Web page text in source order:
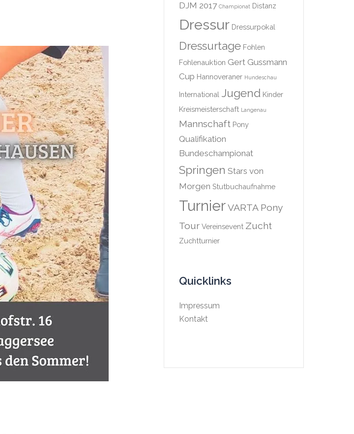
DJM 2017 Championat Distanz
Dressur Dressurpokal
Dressurtage Fohlen
Fohlenauktion Gert Gussmann
Cup Hannoveraner Hundeschau
International Jugend Kinder
Kreismeisterschaft
Langenau
Mannschaft Pony
Qualifikation
Bundeschampionat
Springen Stars von
Morgen Stutbuchaufnahme
TurnierVARTA Pony
Tour Vereinsevent Zucht
Zuchtturnier
Quicklinks
Impressum
Kontakt